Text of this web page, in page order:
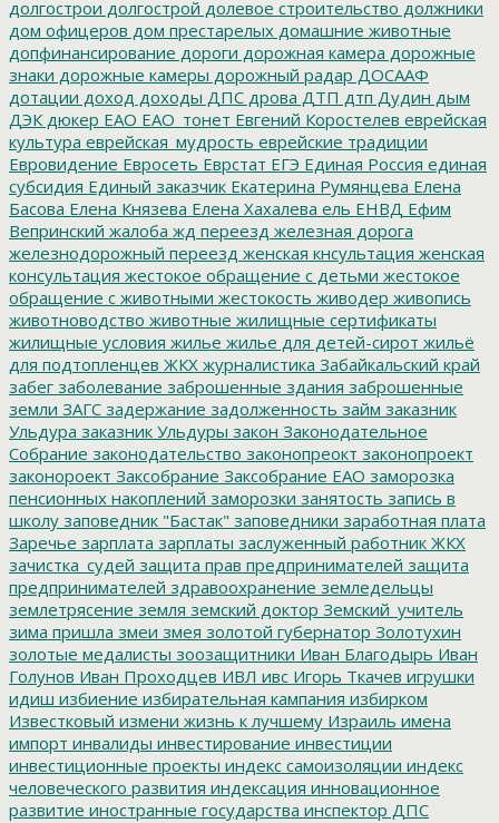
долгострои долгострой долевое строительство должники
дом офицеров дом престарелых домашние животные
допфинансирование дороги дорожная камера дорожные
знаки дорожные камеры дорожный радар ДОСААФ
дотации доход доходы ДПС дрова ДТП дтп Дудин дым
ДЭК дюкер ЕАО ЕАО_тонет Евгений Коростелев еврейская
культура еврейская_мудрость еврейские традиции
Евровидение Евросеть Еврстат ЕГЭ Единая Россия единая
субсидия Единый заказчик Екатерина Румянцева Елена
Басова Елена Князева Елена Хахалева ель ЕНВД Ефим
Вепринский жалоба жд переезд железная дорога
железнодорожный переезд женская кнсультация женская
консультация жестокое обращение с детьми жестокое
обращение с животными жестокость живодер живопись
животноводство животные жилищные сертификаты
жилищные условия жилье жилье для детей-сирот жильё
для подтопленцев ЖКХ журналистика Забайкальский край
забег заболевание заброшенные здания заброшенные
земли ЗАГС задержание задолженность займ заказник
Ульдура заказник Ульдуры закон Законодательное
Собрание законодательство законопреокт законопроект
законороект Заксобрание Заксобрание ЕАО заморозка
пенсионных накоплений заморозки занятость запись в
школу заповедник "Бастак" заповедники заработная плата
Заречье зарплата зарплаты заслуженный работник ЖКХ
зачистка_судей защита прав предпринимателей защита
предпринимателей здравоохранение земледельцы
землетрясение земля земский доктор Земский_учитель
зима пришла змеи змея золотой губернатор Золотухин
золотые медалисты зоозащитники Иван Благодырь Иван
Голунов Иван Проходцев ИВЛ ивс Игорь Ткачев игрушки
идиш избиение избирательная кампания избирком
Известковый измени жизнь к лучшему Израиль имена
импорт инвалиды инвестирование инвестиции
инвестиционные проекты индекс самоизоляции индекс
человеческого развития индексация инновационное
развитие иностранные государства инспектор ДПС